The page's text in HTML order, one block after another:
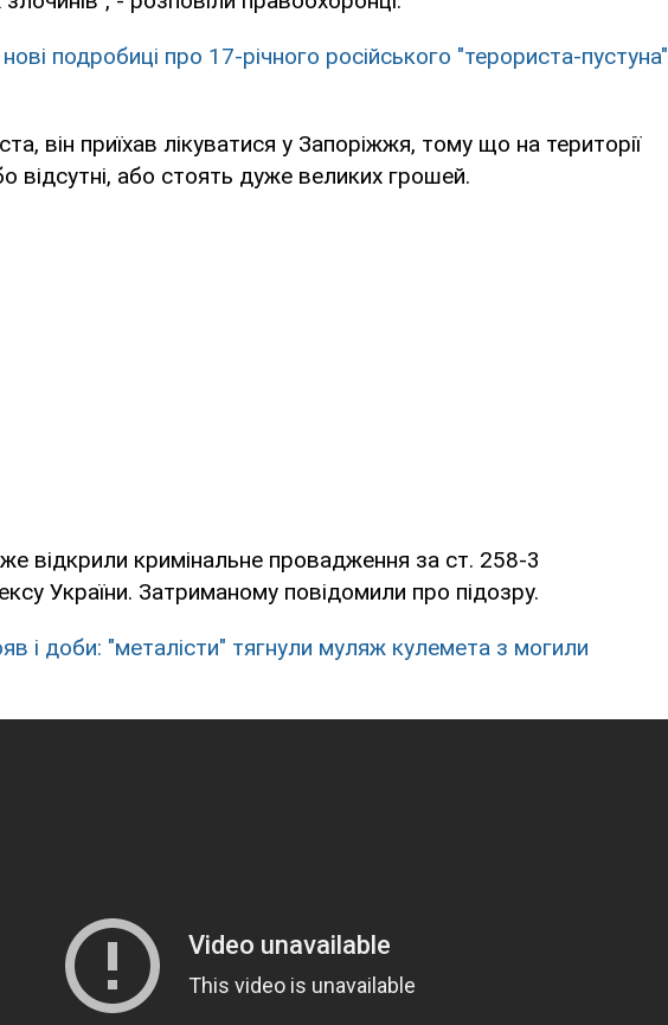
подробиці про 17-річного російського "терориста-пустуна"
він приїхав лікуватися у Запоріжжя, тому що на території
відсутні, або стоять дуже великих грошей.
відкрили кримінальне провадження за ст. 258-3
України. Затриманому повідомили про підозру.
і доби: "металісти" тягнули муляж кулемета з могили